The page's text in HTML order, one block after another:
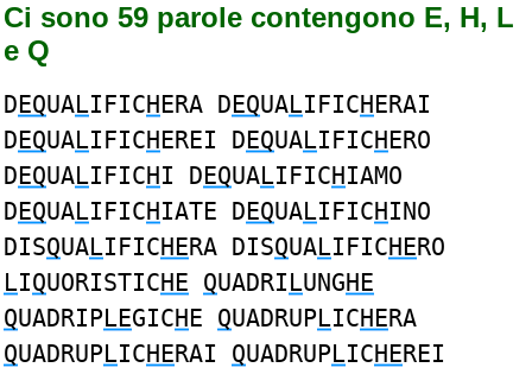
Ci sono 59 parole contengono E, H, L
e Q
DEQUALIFICHERA DEQUALIFICHERAI
DEQUALIFICHEREI DEQUALIFICHERO
DEQUALIFICHI DEQUALIFICHIAMO
DEQUALIFICHIATE DEQUALIFICHINO
DISQUALIFICHERA DISQUALIFICHERO
LIQUORISTICHE QUADRILUNGHE
QUADRIPLEGICHE QUADRUPLICHERA
QUADRUPLICHERAI QUADRUPLICHEREI